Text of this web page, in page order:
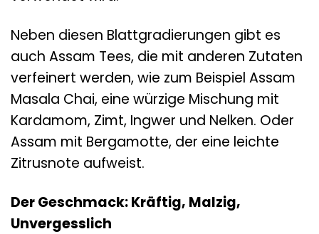
Neben diesen Blattgradierungen gibt es
auch Assam Tees, die mit anderen Zutaten
verfeinert werden, wie zum Beispiel Assam
Masala Chai, eine würzige Mischung mit
Kardamom, Zimt, Ingwer und Nelken. Oder
Assam mit Bergamotte, der eine leichte
Zitrusnote aufweist.
Der Geschmack: Kräftig, Malzig,
Unvergesslich